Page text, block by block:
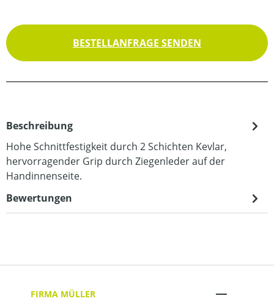
BESTELLANFRAGE SENDEN
Beschreibung
Hohe Schnittfestigkeit durch 2 Schichten Kevlar,
hervorragender Grip durch Ziegenleder auf der
Handinnenseite.
Bewertungen
FIRMA MÜLLER